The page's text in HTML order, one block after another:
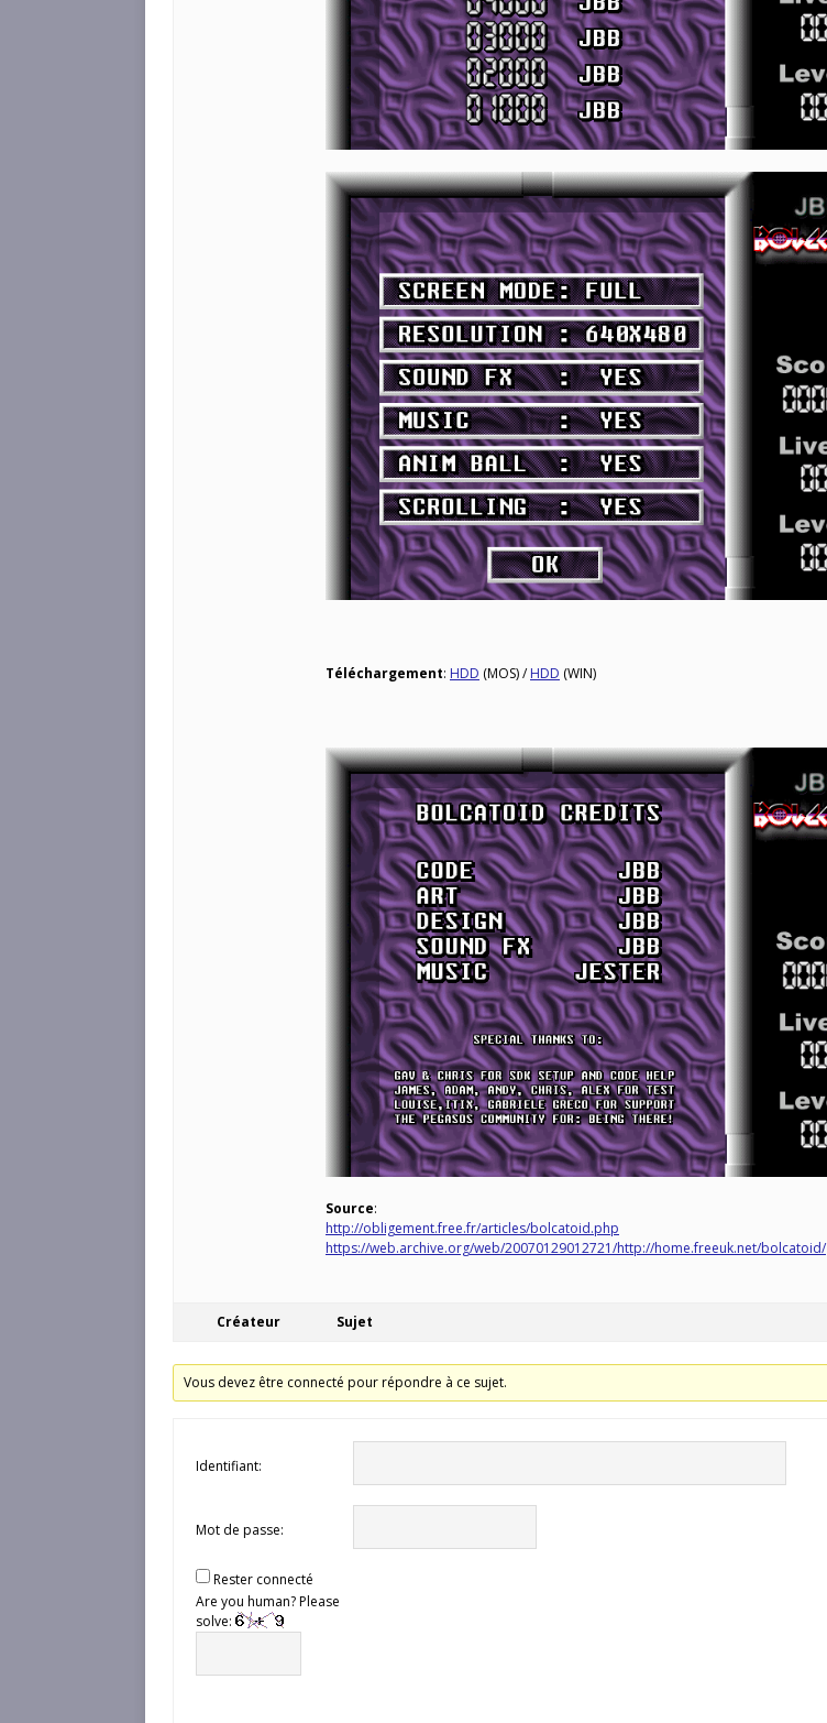
Téléchargement: HDD (MOS) /HDD (WIN)
Source:
http://obligement.free.fr/articles/bolcatoid.php
https://web.archive.org/web/20070129012721/http://home.freeuk.net/bolcatoid/
Créateur Sujet
Vous devez être connecté pour répondre à ce sujet.
Identifiant:
Mot de passe:
Rester connecté
Are you human? Please
solve: